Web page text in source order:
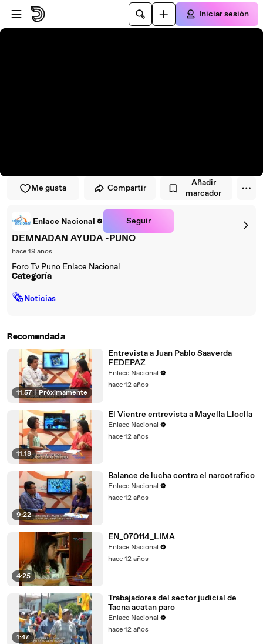
Saltar al reproductor
Saltar al contenido principal
Iniciar sesión
Me gusta Compartir
Añadir
marcador
Enlace Nacional Seguir
DEMNADAN AYUDA -PUNO
hace 19 años
Foro Tv Puno Enlace Nacional
Categoría
🗞Noticias
Recomendada
11:57 | Próximamente
Entrevista a Juan Pablo Saaverda
FEDEPAZ
Enlace Nacional
hace 12 años
11:18
El Vientre entrevista a Mayella Lloclla
Enlace Nacional
hace 12 años
9:22
Balance de lucha contra el narcotrafico
Enlace Nacional
hace 12 años
4:25
EN_070114_LIMA
Enlace Nacional
hace 12 años
1:47
Trabajadores del sector judicial de
Tacna acatan paro
Enlace Nacional
hace 12 años